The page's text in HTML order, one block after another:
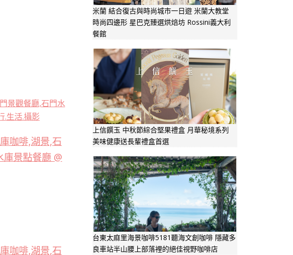
米蘭 結合復古與時尚城市一日遊 米蘭大教堂
時尚四邊形 星巴克臻選烘焙坊 Rossini義大利
餐館
上信饌玉 中秋節綜合堅果禮盒 月華秘境系列
美味健康送長輩禮盒首選
台東太麻里海景咖啡5181聽海文創咖啡 隱藏多
良車站半山腰上部落裡的絕佳視野咖啡店